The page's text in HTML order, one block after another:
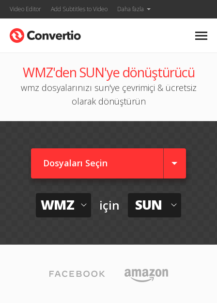
Video Editor Add Subtitles to Video Daha fazla
WMZ'den SUN'ye dönüştürücü
wmz dosyalarınızı sun'ye çevrimiçi & ücretsiz
olarak dönüştürün
Dosyaları Seçin
WMZ için SUN